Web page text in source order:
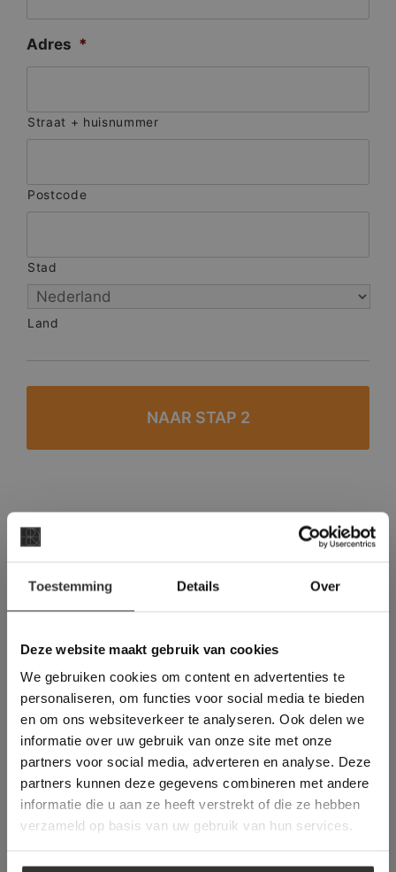
Toestemming Details Over
Deze website maakt gebruik van cookies
We gebruiken cookies om content en advertenties te
personaliseren, om functies voor social media te bieden
en om ons websiteverkeer te analyseren. Ook delen we
informatie over uw gebruik van onze site met onze
partners voor social media, adverteren en analyse. Deze
partners kunnen deze gegevens combineren met andere
informatie die u aan ze heeft verstrekt of die ze hebben
verzameld op basis van uw gebruik van hun services.
Adres *
Straat + huisnummer
Postcode
Stad
Land
#1 in de categorie vloeren op Trustpilot
Binnen 24 uur een passende offerte
Meer dan 500 m2 showroom
Deze website maakt
gebruik van cookies.
This Cookie Banner was deleted and is no
longer working. Please contact the website
administrator.
Deze website gebruikt cookies om de
gebruikerservaring te verbeteren. Door
gebruik te maken van onze website geeft u
toestemming voor alle cookies in
overeenstemming met ons cookiebeleid.Lees
verder
ALLES ACCEPTEREN
ALLES AFWIJZEN